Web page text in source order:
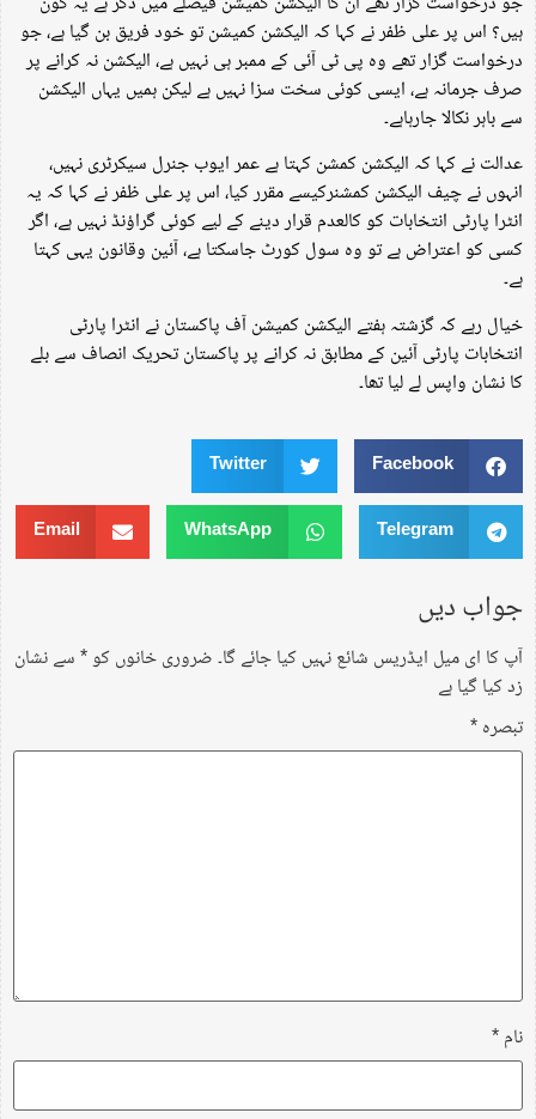
ہیں؟ اس پر علی ظفر نے کہا کہ الیکشن کمیشن تو خود فریق بن گیا ہے، جو
درخواست گزار تھے وہ پی ٹی آئی کے ممبر ہی نہیں ہے، الیکشن نہ کرانے پر
صرف جرمانہ ہے، ایسی کوئی سخت سزا نہیں ہے لیکن ہمیں یہاں الیکشن
سے باہر نکالا جارہاہے۔
عدالت نے کہا کہ الیکشن کمشن کہتا ہے عمر ایوب جنرل سیکرٹری نہیں،
انہوں نے چیف الیکشن کمشنرکیسے مقرر کیا، اس پر علی ظفر نے کہا کہ یہ
انٹرا پارٹی انتخابات کو کالعدم قرار دینے کے لیے کوئی گراؤنڈ نہیں ہے، اگر
کسی کو اعتراض ہے تو وہ سول کورٹ جاسکتا ہے، آئین وقانون یہی کہتا
ہے۔
خیال رہے کہ گزشتہ ہفتے الیکشن کمیشن آف پاکستان نے انٹرا پارٹی
انتخابات پارٹی آئین کے مطابق نہ کرانے پر پاکستان تحریک انصاف سے بلے
کا نشان واپس لے لیا تھا۔
Facebook
Twitter
Telegram
WhatsApp
Email
جواب دیں
آپ کا ای میل ایڈریس شائع نہیں کیا جائے گا۔ضروری خانوں کو*سے نشان
زد کیا گیا ہے
تبصرہ*
نام*